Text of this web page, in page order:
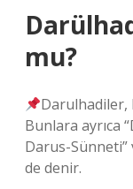
mu?
Darulhadiler,
Bunlara ayrıca
Darus-Sünneti”
de denir.